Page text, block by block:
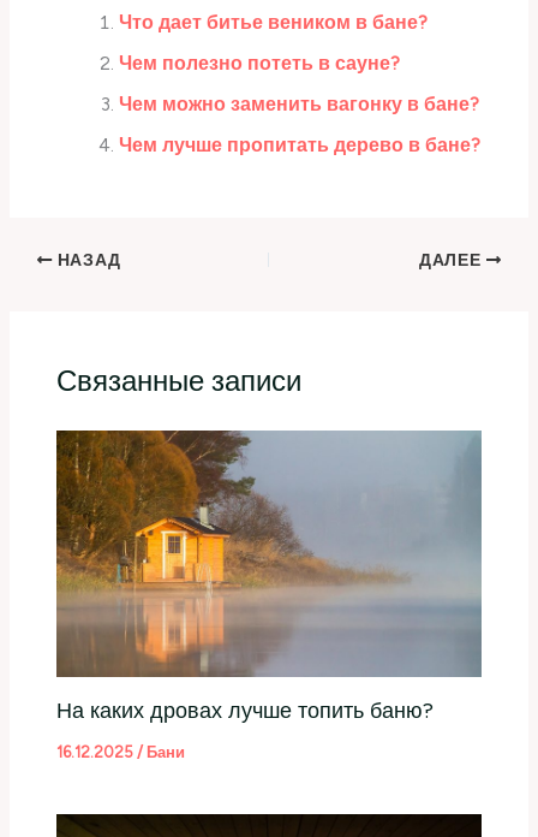
Что дает битье веником в бане?
Чем полезно потеть в сауне?
Чем можно заменить вагонку в бане?
Чем лучше пропитать дерево в бане?
НАЗАД ДАЛЕЕ
Связанные записи
На каких дровах лучше топить баню?
16.12.2025/ Бани